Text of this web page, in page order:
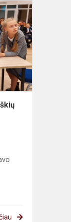
Pažink
senuosius
klaipėdiškių
darbus...